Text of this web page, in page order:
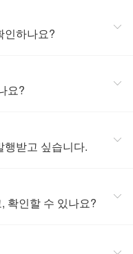
인하나요?
요?
받고 싶습니다.
확인할 수 있나요?